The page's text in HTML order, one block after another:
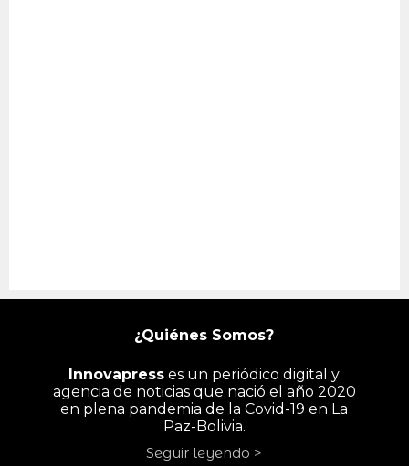
¿Quiénes Somos?
Innovapress es un periódico digital y
agencia de noticias que nació el año 2020
en plena pandemia de la Covid-19 en La
Paz-Bolivia.
Seguir leyendo >